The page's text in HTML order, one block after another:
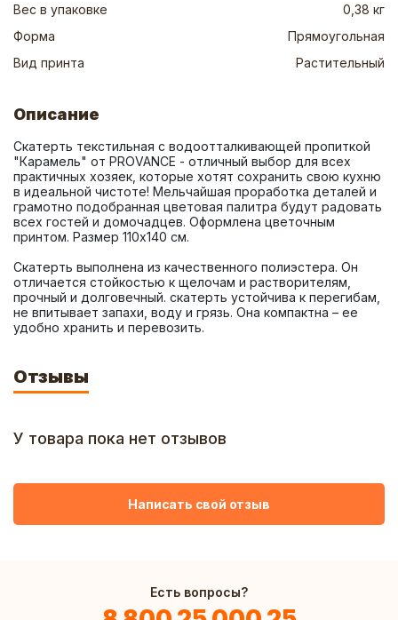
Вес в упаковке
0,38 кг
Форма
Прямоугольная
Вид принта
Растительный
Описание
Скатерть текстильная с водоотталкивающей пропиткой
"Карамель" от PROVANCE - отличный выбор для всех
практичных хозяек, которые хотят сохранить свою кухню
в идеальной чистоте! Мельчайшая проработка деталей и
грамотно подобранная цветовая палитра будут радовать
всех гостей и домочадцев. Оформлена цветочным
Скатерть выполнена из качественного полиэстера. Он
отличается стойкостью к щелочам и растворителям,
прочный и долговечный. скатерть устойчива к перегибам,
не впитывает запахи, воду и грязь. Она компактна – ее
удобно хранить и перевозить.
Отзывы
У товара пока нет отзывов
Написать свой отзыв
Есть вопросы?